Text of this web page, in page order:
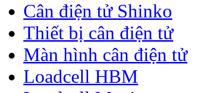
Cân điện tử Shinko
Thiết bị cân điện tử
Màn hình cân điện tử
Loadcell HBM